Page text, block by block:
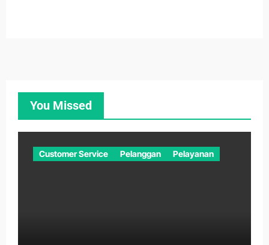
You Missed
Customer Service Pelanggan Pelayanan